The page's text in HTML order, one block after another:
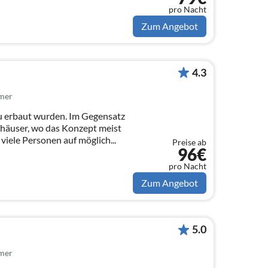
pro Nacht
Zum Angebot
erbaut wurden. Im Gegensatz
wo das Konzept meist
Personen auf möglich...
4.3
Preise ab
96€
pro Nacht
Zum Angebot
5.0